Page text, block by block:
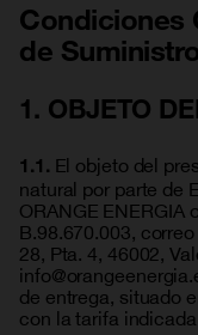
Condiciones
de
1. OBJETO
1.1. El objeto del
natural por parte de
ORANGE ENERGIA
B.98.670.003,
28, Pta. 4, 46002,
de entrega, situado
con la tarifa